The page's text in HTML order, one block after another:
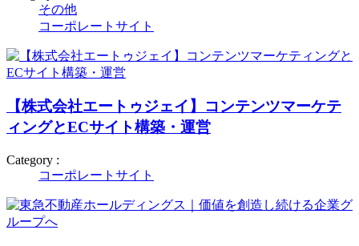
その他
コーポレートサイト
【株式会社エートゥジェイ】コンテンツマーケテ
ィングとECサイト構築・運営
Category :
コーポレートサイト